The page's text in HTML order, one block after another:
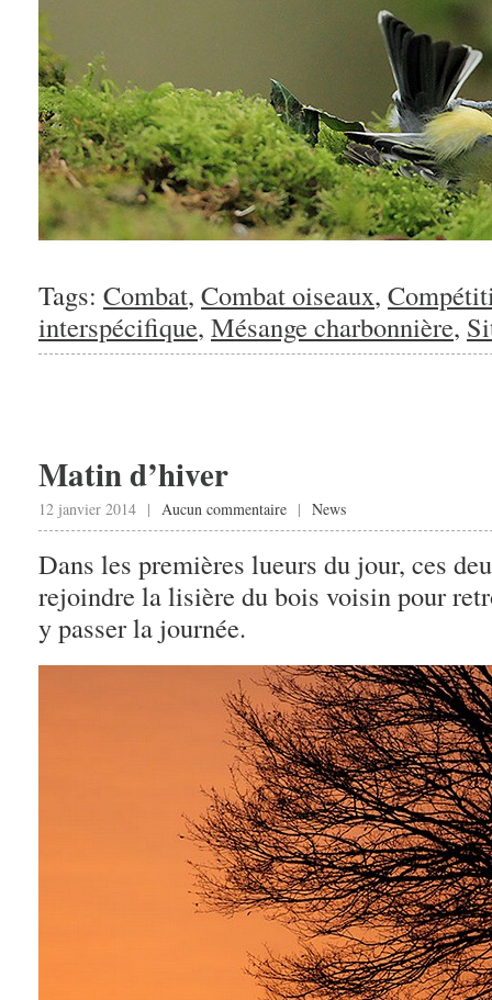
Tags: Combat, Combat oiseaux,
interspécifique, Mésange charbonnière,
Matin d’hiver
12 janvier 2014 | Aucun commentaire | News
Dans les premières lueurs du jour, ces
rejoindre la lisière du bois voisin pour
y passer la journée.